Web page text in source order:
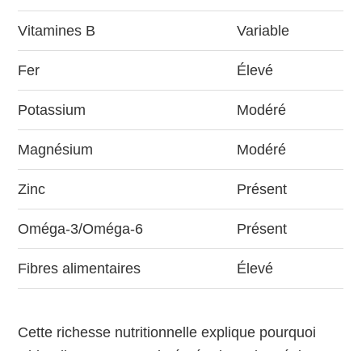
Vitamines B Variable
Fer Élevé
Potassium Modéré
Magnésium Modéré
Zinc Présent
Oméga-3/Oméga-6 Présent
Fibres alimentaires Élevé
Cette richesse nutritionnelle explique pourquoi